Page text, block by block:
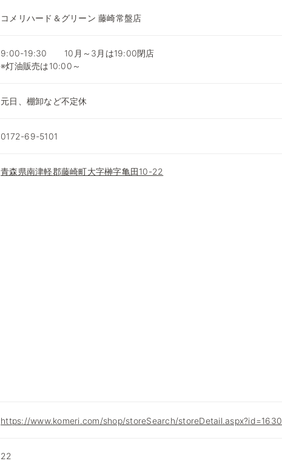
コメリハード＆グリーン 藤崎常盤店
9:00-19:30 10月～3月は19:00閉店
※灯油販売は10:00～
元日、棚卸など不定休
0172-69-5101
青森県南津軽郡藤崎町大字榊字亀田10-22
https://www.komeri.com/shop/storeSearch/storeDetail.aspx?id=1630
22